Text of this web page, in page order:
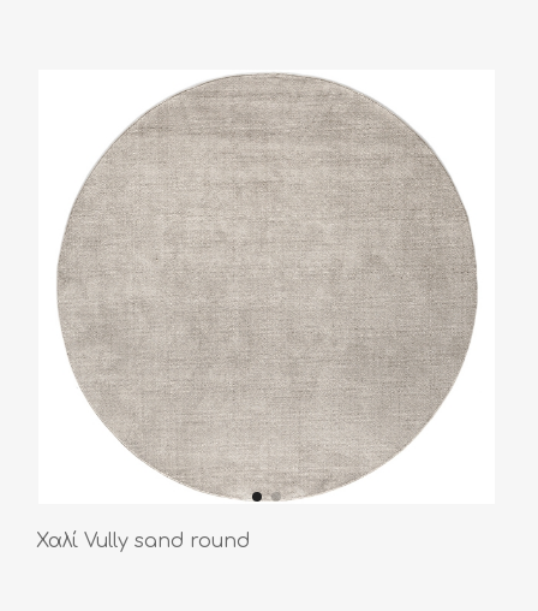
Χαλί Vully sand round